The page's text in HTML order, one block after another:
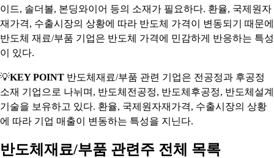
이드, 솔더볼, 본딩와이어 등의 소재가 필요하다. 환율, 국제원자
재가격, 수출시장의 상황에 따라 반도체 가격이 변동되기 때문에
반도체 재료/부품 기업은 반도체 가격에 민감하게 반응하는 특성
이 있다.
💡KEY POINT 반도체재료/부품 관련 기업은 전공정과 후공정
소재 기업으로 나뉘며, 반도체전공정, 반도체후공정, 반도체설계
기술을 보유하고 있다. 환율, 국제원자재가격, 수출시장의 상황
에 따라 기업 매출이 변동하는 특성을 지닌다.
반도체재료/부품 관련주 전체 목록